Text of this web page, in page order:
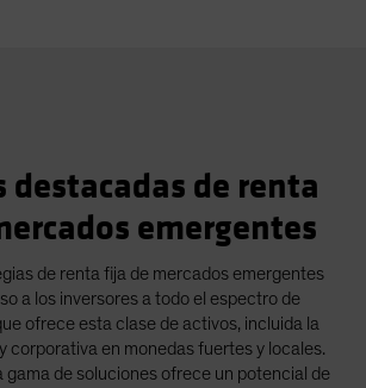
destacadas de renta
emergentes
de renta fija de mercados emergentes
a los inversores a todo el espectro de
ofrece esta clase de activos, incluida la
corporativa en monedas fuertes y locales.
gama de soluciones ofrece un potencial de